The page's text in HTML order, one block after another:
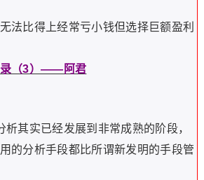
法比得上经常亏小钱但选择巨额盈利
录（3）——阿君
析其实已经发展到非常成熟的阶段，
的分析手段都比所谓新发明的手段管